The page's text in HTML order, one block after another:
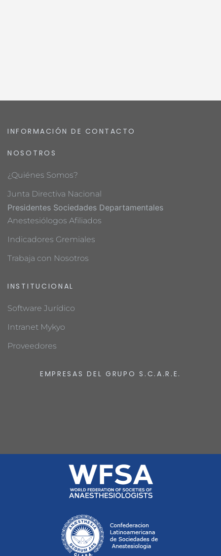
INFORMACIÓN DE CONTACTO
NOSOTROS
¿Quiénes Somos?
Junta Directiva Nacional
Presidentes Sociedades Departamentales
Anestesiólogos Afiliados
Indicadores Gremiales
Trabaja con Nosotros
INSTITUCIONAL
Software Jurídico
Intranet Mykyo
Proveedores
EMPRESAS DEL GRUPO S.C.A.R.E.